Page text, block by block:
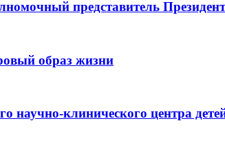
представитель
образ жизни
научно-клинического центра